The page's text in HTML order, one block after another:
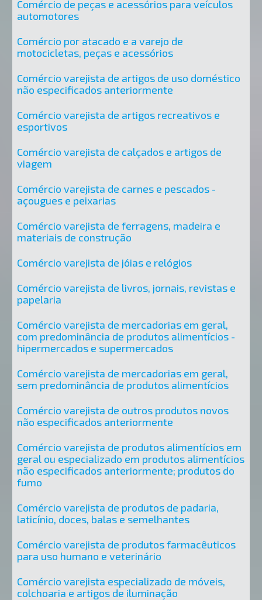
Comércio de peças e acessórios para veículos
automotores
Comércio por atacado e a varejo de
motocicletas, peças e acessórios
Comércio varejista de artigos de uso doméstico
não especificados anteriormente
Comércio varejista de artigos recreativos e
esportivos
Comércio varejista de calçados e artigos de
viagem
Comércio varejista de carnes e pescados -
açougues e peixarias
Comércio varejista de ferragens, madeira e
materiais de construção
Comércio varejista de jóias e relógios
Comércio varejista de livros, jornais, revistas e
papelaria
Comércio varejista de mercadorias em geral,
com predominância de produtos alimentícios -
hipermercados e supermercados
Comércio varejista de mercadorias em geral,
sem predominância de produtos alimentícios
Comércio varejista de outros produtos novos
não especificados anteriormente
Comércio varejista de produtos alimentícios em
geral ou especializado em produtos alimentícios
não especificados anteriormente; produtos do
fumo
Comércio varejista de produtos de padaria,
laticínio, doces, balas e semelhantes
Comércio varejista de produtos farmacêuticos
para uso humano e veterinário
Comércio varejista especializado de móveis,
colchoaria e artigos de iluminação